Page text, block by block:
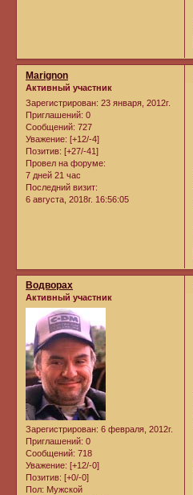
Marignon
Активный участник
Зарегистрирован: 23 января, 2012г.
Приглашений: 0
Сообщений: 727
Уважение: [+12/-4]
Позитив: [+27/-41]
Провел на форуме:
7 дней 21 час
Последний визит:
6 августа, 2018г. 16:56:05
Водворах
Активный участник
Зарегистрирован: 6 февраля, 2012г.
Приглашений: 0
Сообщений: 718
Уважение: [+12/-0]
Позитив: [+0/-0]
Пол: Мужской